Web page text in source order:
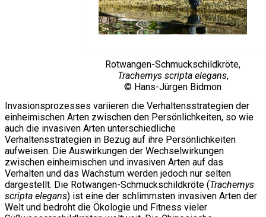
Rotwangen-Schmuckschildkröte,
Trachemys scripta elegans,
© Hans-Jürgen Bidmon
Invasionsprozesses variieren die Verhaltensstrategien der
einheimischen Arten zwischen den Persönlichkeiten, so wie
auch die invasiven Arten unterschiedliche
Verhaltensstrategien in Bezug auf ihre Persönlichkeiten
aufweisen. Die Auswirkungen der Wechselwirkungen
zwischen einheimischen und invasiven Arten auf das
Verhalten und das Wachstum werden jedoch nur selten
dargestellt. Die Rotwangen-Schmuckschildkröte (Trachemys
scripta elegans) ist eine der schlimmsten invasiven Arten der
Welt und bedroht die Ökologie und Fitness vieler